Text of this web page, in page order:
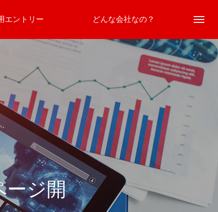
エントリー どんな会社なの？
ージ開